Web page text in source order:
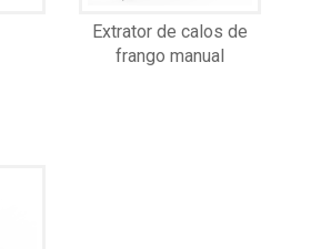
Extrator de calos de
frango manual